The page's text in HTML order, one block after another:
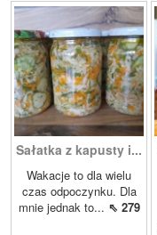
Sałatka z kapusty i...
Wakacje to dla wielu
czas odpoczynku. Dla
mnie jednak to... ⇖ 279